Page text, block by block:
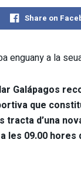
Share on
enguany a la
Galápagos
que
tracta d’una
les 09.00